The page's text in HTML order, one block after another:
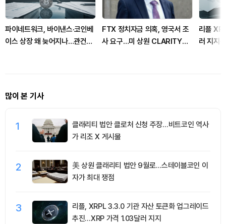
파이네트워크, 바이낸스·코인베
이스 상장 왜 늦어지나…관건은
FTX 정치자금 의혹, 영국서 조
사 요구…미 상원 CLARITY
리플
러 지지
많이 본 기사
1
클래리티 법안 클로처 신청 주장…비트코인 역사
가 리조 X 게시물
2
美 상원 클래리티 법안 9월로…스테이블코인 이
자가 최대 쟁점
3
리플, XRPL 3.3.0 기관 자산 토큰화 업그레이드
추진…XRP 가격 1.03달러 지지